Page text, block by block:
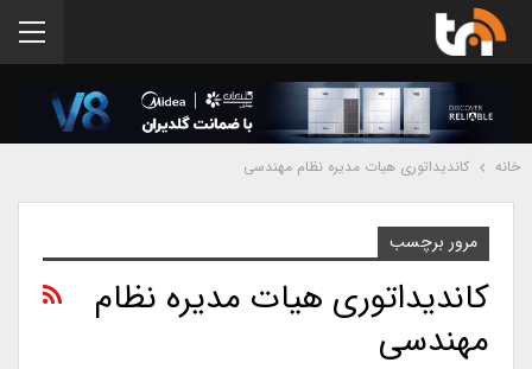
خانه کاندیداتوری هیات مدیره نظام مهندسی
مرور برچسب
کاندیداتوری هیات مدیره نظام
مهندسی